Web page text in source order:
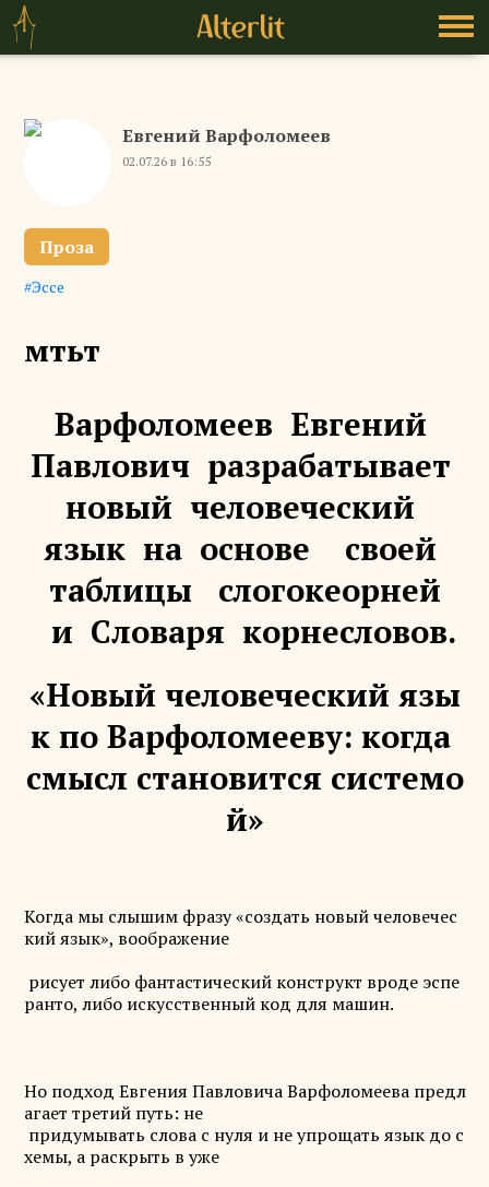
Евгений Варфоломеев
02.07.26 в 16:55
Проза
Эссе
мтьт
Варфоломеев Евгений
Павлович разрабатывает
новый человеческий
язык на основе своей
таблицы слогокеорней
и Словаря корнесловов.
«Новый человеческий язы
к по Варфоломееву: когда
смысл становится системо
й»
Когда мы слышим фразу «создать новый человечес
кий язык», воображение
рисует либо фантастический конструкт вроде эспе
ранто, либо искусственный код для машин.
Но подход Евгения Павловича Варфоломеева предл
агает третий путь: не
придумывать слова с нуля и не упрощать язык до с
хемы, а раскрыть в уже